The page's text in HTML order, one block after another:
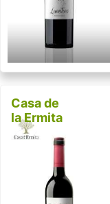
Casa de
la Ermita